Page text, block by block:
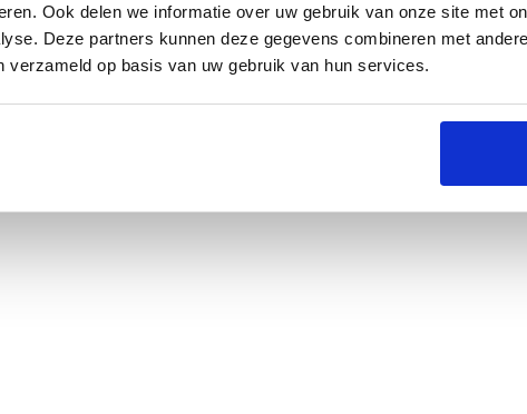
Ook delen we informatie over uw gebruik van onze site met
Deze partners kunnen deze gegevens combineren met
verzameld op basis van uw gebruik van hun services.